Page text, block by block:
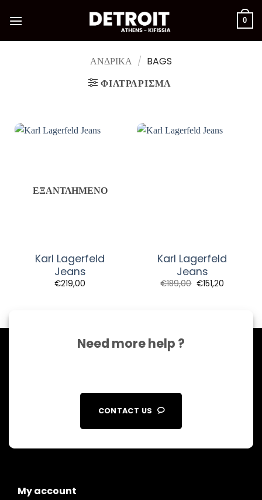
στο
0
ΑΝΔΡΙΚΑ / BAGS
ΦΙΛΤΡΆΡΙΣΜΑ
ΕΞΑΝΤΛΗΜΈΝΟ
Karl Lagerfeld
Jeans
€219,00
Karl Lagerfeld
Jeans
€189,00 €151,20
Need more help ?
CONTACT US
My account